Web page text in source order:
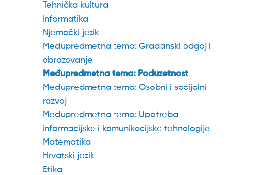
Tehnička kultura
Informatika
Njemački jezik
Međupredmetna tema: Građanski odgoj i
obrazovanje
Međupredmetna tema: Poduzetnost
Međupredmetna tema: Osobni i socijalni
razvoj
Međupredmetna tema: Upotreba
informacijske i komunikacijske tehnologije
Matematika
Hrvatski jezik
Etika